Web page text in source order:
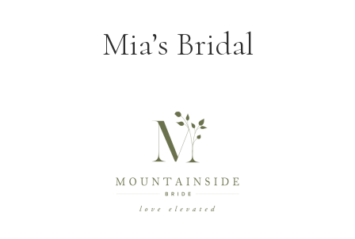
Mia’s Bridal